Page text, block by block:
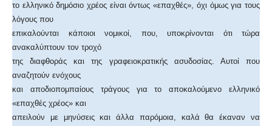
το ελληνικό δημόσιο χρέος είναι όντως «επαχθές», όχι όμως για τους
λόγους που
επικαλούνται κάποιοι νομικοί, που, υποκρίνονται ότι τώρα
ανακαλύπτουν τον τροχό
της διαφθοράς και της γραφειοκρατικής ασυδοσίας. Αυτοί που
αναζητούν ενόχους
και αποδιοπομπαίους τράγους για το αποκαλούμενο ελληνικό
«επαχθές χρέος» και
απειλούν με μηνύσεις και άλλα παρόμοια, καλά θα έκαναν να